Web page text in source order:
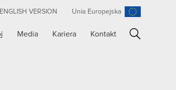
ENGLISH VERSION Unia Europejska
Media Kariera Kontakt